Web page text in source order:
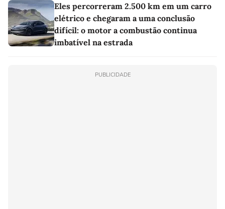
Eles percorreram 2.500 km em um carro
elétrico e chegaram a uma conclusão
difícil: o motor a combustão continua
imbatível na estrada
PUBLICIDADE